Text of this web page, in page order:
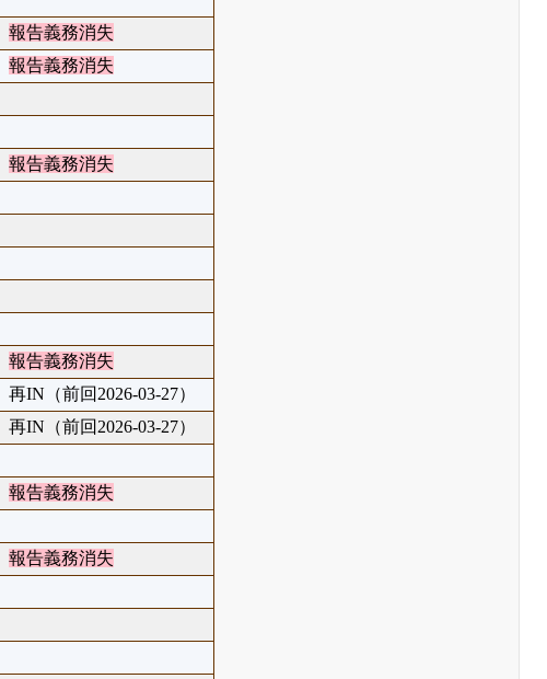
報告義務消失
報告義務消失
報告義務消失
報告義務消失
再IN（前回2026-03-27）
再IN（前回2026-03-27）
報告義務消失
報告義務消失